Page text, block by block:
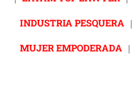
INDUSTRIA PESQUERA |
MUJER EMPODERADA |